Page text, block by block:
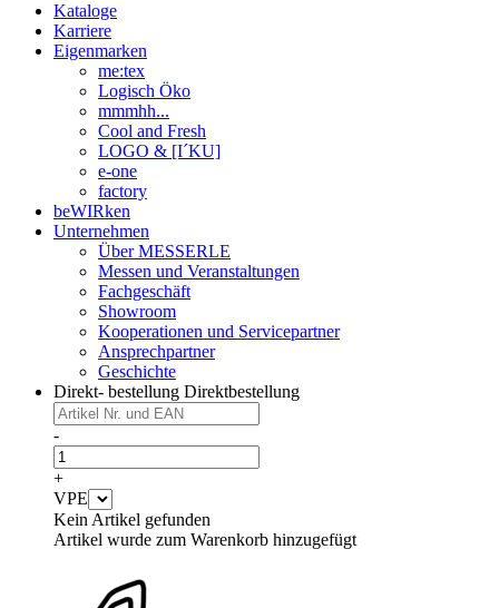
Kataloge
Karriere
Eigenmarken
me:tex
Logisch Öko
mmmhh...
Cool and Fresh
LOGO & [I´KU]
e-one
factory
beWIRken
Unternehmen
Über MESSERLE
Messen und Veranstaltungen
Fachgeschäft
Showroom
Kooperationen und Servicepartner
Ansprechpartner
Geschichte
Direkt- bestellung Direktbestellung
-
+
VPE
Kein Artikel gefunden
Artikel wurde zum Warenkorb hinzugefügt